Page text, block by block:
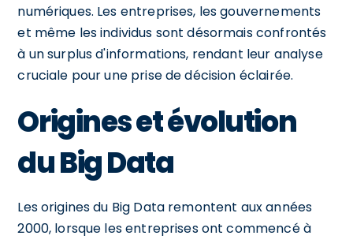
numériques. Les entreprises, les gouvernements
et même les individus sont désormais confrontés
à un surplus d'informations, rendant leur analyse
cruciale pour une prise de décision éclairée.
Origines et évolution
du Big Data
Les origines du Big Data remontent aux années
2000, lorsque les entreprises ont commencé à